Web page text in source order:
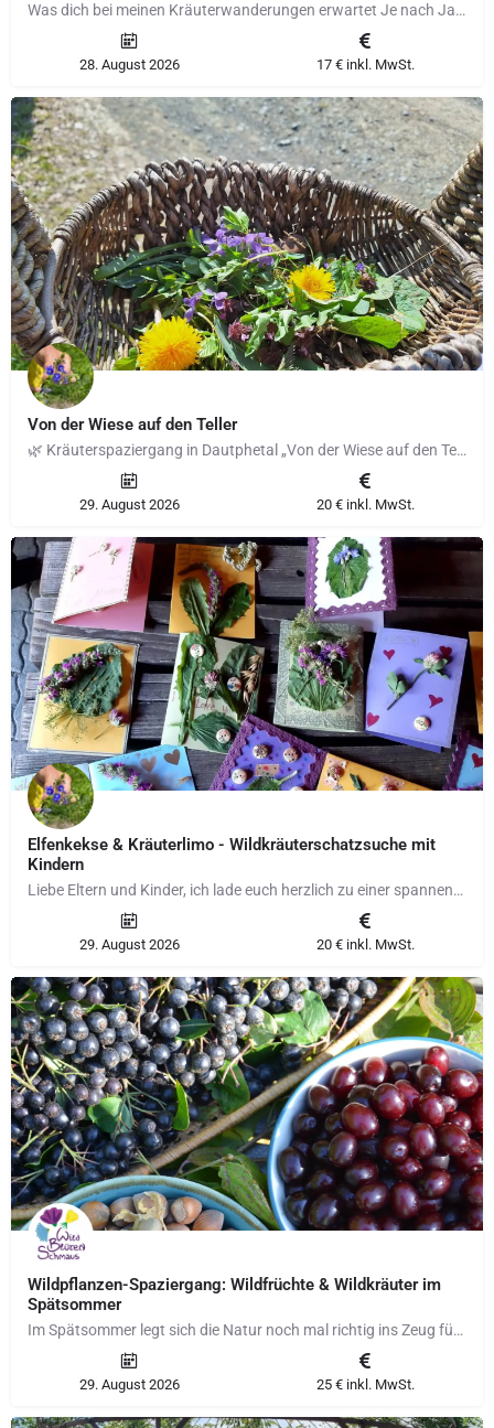
Was dich bei meinen Kräuterwanderungen erwartet Je nach Jahreszeit begegnen uns andere Pflanzen, Düfte und…
28. August 2026 17 € inkl. MwSt.
Von der Wiese auf den Teller
🌿 Kräuterspaziergang in Dautphetal „Von der Wiese auf den Teller“ 11. Juli 2026 Entdecke die heimische…
29. August 2026 20 € inkl. MwSt.
Elfenkekse & Kräuterlimo - Wildkräuterschatzsuche mit
Kindern
Liebe Eltern und Kinder, ich lade euch herzlich zu einer spannenden Kräuterschatzsuche ein! Gemeinsam…
29. August 2026 20 € inkl. MwSt.
Wildpflanzen-Spaziergang: Wildfrüchte & Wildkräuter im
Spätsommer
Im Spätsommer legt sich die Natur noch mal richtig ins Zeug für uns. Salbst in Jahren, wo die Obsternte…
29. August 2026 25 € inkl. MwSt.